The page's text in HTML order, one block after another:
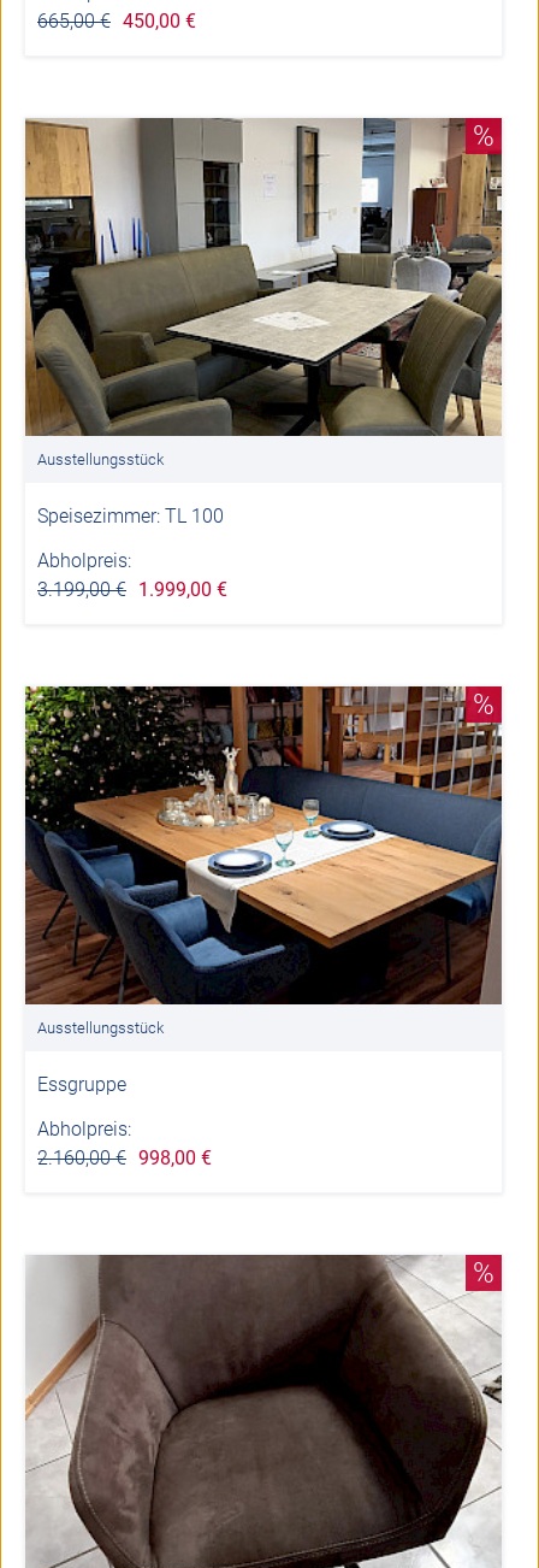
665,00 € 450,00 €
%
Ausstellungsstück
Speisezimmer: TL 100
Abholpreis:
3.199,00 € 1.999,00 €
%
Ausstellungsstück
Essgruppe
Abholpreis:
2.160,00 € 998,00 €
%